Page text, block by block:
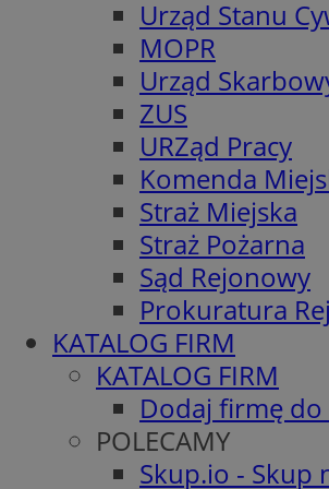
Urząd Stanu
MOPR
Urząd
ZUS
URZąd Pracy
Komenda
Straż Miejska
Straż Pożarna
Sąd Rejonowy
Prokuratura
KATALOG FIRM
KATALOG FIRM
Dodaj firmę do
POLECAMY
Skup.io - Skup